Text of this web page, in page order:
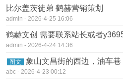
比尔盖茨徒弟 鹤赫营销策划
admin - 2026-4-25 16:06
鹤赫文创 需要联系站长或者
admin - 2026-4-24 14:36
图文 象山文昌街的西边，油车
abc - 2026-4-23 00:12